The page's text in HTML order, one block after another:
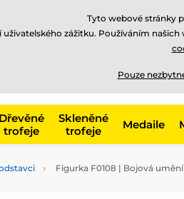
Dřevěné
trofeje
Skleněné
trofeje
Medaile
Figurka F0108 | Bojová umění
Tyto webové stránky
zážitku. Používáním
Pouze